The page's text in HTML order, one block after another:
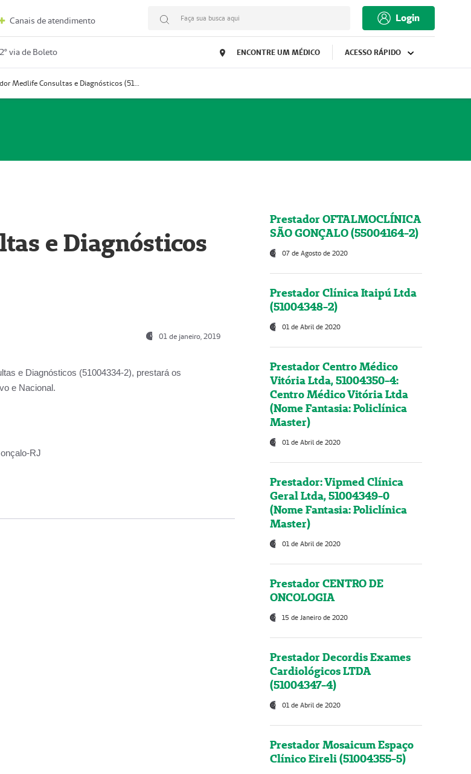
Canais de atendimento Faça sua busca aqui Login
2º via de Boleto ENCONTRE UM MÉDICO ACESSO RÁPIDO
Prestador Medlife Consultas e Diagnósticos (51004334-2)
e Diagnósticos
01 de janeiro, 2019
e Diagnósticos (51004334-2), prestará os
e Nacional.
RJ
Prestador OFTALMOCLÍNICA
SÃO GONÇALO (55004164-2)
07 de Agosto de 2020
Prestador Clínica Itaipú Ltda
(51004348-2)
01 de Abril de 2020
Prestador Centro Médico
Vitória Ltda, 51004350-4:
Centro Médico Vitória Ltda
(Nome Fantasia: Policlínica
Master)
01 de Abril de 2020
Prestador: Vipmed Clínica
Geral Ltda, 51004349-0
(Nome Fantasia: Policlínica
Master)
01 de Abril de 2020
Prestador CENTRO DE
ONCOLOGIA
15 de Janeiro de 2020
Prestador Decordis Exames
Cardiológicos LTDA
(51004347-4)
01 de Abril de 2020
Prestador Mosaicum Espaço
Clínico Eireli (51004355-5)